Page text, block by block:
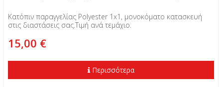
Κατόπιν παραγγελίας Polyester 1x1, μονοκόματο κατασκευή
στις διαστάσεις σας.Τιμή ανά τεμάχιο.
15,00 €
Περισσότερα